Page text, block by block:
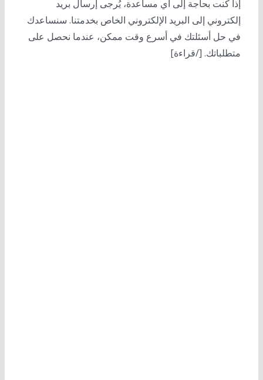
إذا كنت بحاجة إلى أي مساعدة، يُرجى إرسال بريد
إلكتروني إلى البريد الإلكتروني الخاص بخدمتنا. سنساعدك
في حل أسئلتك في أسرع وقت ممكن، عندما نحصل على
متطلباتك. [/قراءة]